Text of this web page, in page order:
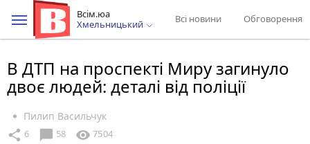
Всім.юа
Хмельницький
Всі новини Обговорення
В ДТП на проспекті Миру загинуло
двоє людей: деталі від поліції
Пилип Васильчук
share 6 chat_bubble 58 visibility 7504